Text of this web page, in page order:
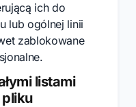
ich do
lub ogólnej linii
zablokowane
listami
pliku